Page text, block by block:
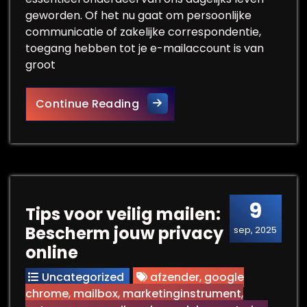
geworden. Of het nu gaat om persoonlijke
communicatie of zakelijke correspondentie,
toegang hebben tot je e-mailaccount is van
groot
Continue ReadingEfficiënt en Veilig E-mail
9
sep, 2025
Tips voor veilig mailen:
Bescherm jouw privacy
online
Uncategorized afzender, google
chrome, mailbox, marketinginstrument,